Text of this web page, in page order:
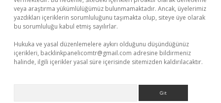
veya araştırma yükümlülüğümüz bulunmamaktadır. Ancak, üyelerimiz
yazdıkları içeriklerin sorumluluğunu taşımakta olup, siteye üye olarak
bu sorumluluğu kabul etmiş sayılırlar.
Hukuka ve yasal düzenlemelere aykırı olduğunu düşündüğünüz
içerikleri, backlinkpanelicomtr@gmail.com adresine bildirmeniz
halinde, ilgili içerikler yasal süre içerisinde sitemizden kaldırılacaktır.